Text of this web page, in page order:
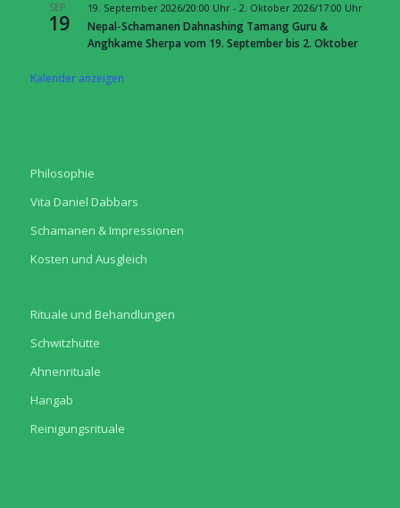
SEP.
19
19. September 2026/20:00 Uhr- 2. Oktober 2026/17:00 Uhr
Nepal-Schamanen Dahnashing Tamang Guru &
Anghkame Sherpa vom 19. September bis 2. Oktober
Kalender anzeigen
Philosophie
Vita Daniel Dabbars
Schamanen & Impressionen
Kosten und Ausgleich
Rituale und Behandlungen
Schwitzhütte
Ahnenrituale
Hangab
Reinigungsrituale